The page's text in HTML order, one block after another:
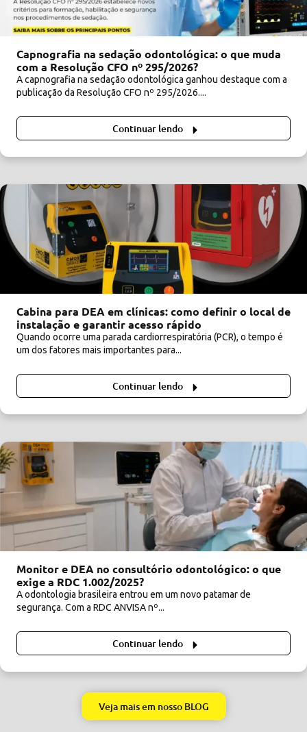
Capnografia na sedação odontológica: o que muda
com a Resolução CFO nº 295/2026?
A capnografia na sedação odontológica ganhou destaque com a
publicação da Resolução CFO nº 295/2026....
Continuar lendo
Cabina para DEA em clínicas: como definir o local de
instalação e garantir acesso rápido
Quando ocorre uma parada cardiorrespiratória (PCR), o tempo é
um dos fatores mais importantes para...
Continuar lendo
Monitor e DEA no consultório odontológico: o que
exige a RDC 1.002/2025?
A odontologia brasileira entrou em um novo patamar de
segurança. Com a RDC ANVISA nº...
Continuar lendo
Veja mais em nosso BLOG